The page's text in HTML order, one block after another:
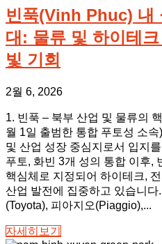
빈푹(Vinh Phuc) 내
대: 물류 및 하이테
빛 기회
2월 6, 2026
1. 빈푹 – 북부 산업 및 물류의
월 1일 출범한 통합 푸토성 소
및 산업 성장 중심지로서 입지
푸토, 화빈 3개 성의 통합 이후,
핵심체로 지정되어 하이테크,
산업 발전에 집중하고 있습니
(Toyota), 피아지오(Piaggio),...
자세히보기